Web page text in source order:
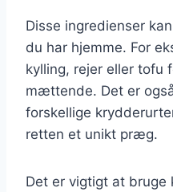
Disse ingredienser
du har hjemme. For
kylling, rejer eller tofu
mættende. Det er
forskellige
retten et unikt præg.
Det er vigtigt at bruge